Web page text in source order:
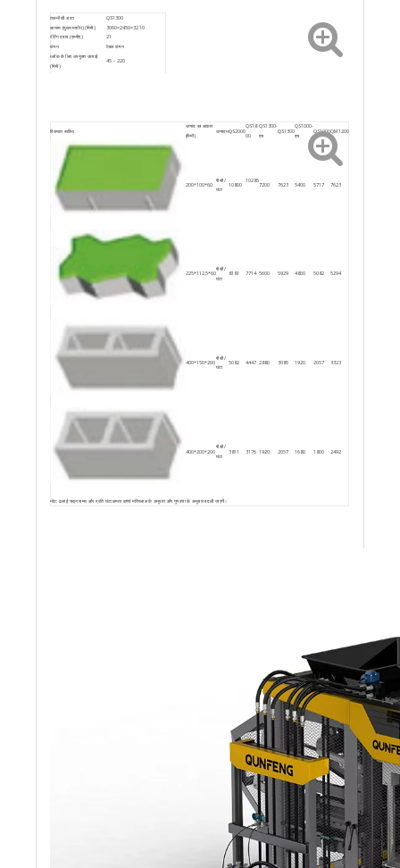
तकनीकी डाटा
QS1300
आयाम (मुख्य मशीन) (मिमी)
3060×2450×3210
रेटिंग दबाव (एमपीए)
21
कंपन
टेबल कंपन
ब्लॉक के लिए उपयुक्त ऊंचाई
(मिमी)
45 ~ 220
विख्यात व्यक्ति
उत्पाद का आकार
(मिमी)
उत्पादनQS2000
QS18
00
QS1300-
एच
QS1300
QS1000-
एच
QS1000QM1200
200*100*60
पीसी /
घंटा
10800
10285
7200 7623 5400 5717 7623
225*112.5*60
पीसी /
घंटा
8181 7714 5600 5929 4800 5082 5294
400*150*200
पीसी /
घंटा
5082 4447 2880 3085 1920 2057 3323
400*200*200
पीसी /
घंटा
3811 3176 1920 2057 1680 1800 2492
नोट: ढलाई चक्र समय और प्रति घंटा क्षमता कच्चे मतिरलाल के अनुपात और गुणवत्ता के अनुसार बदली जाएगी।